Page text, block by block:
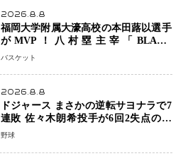
2026.8.8
福岡大学附属大濠高校の本田蕗以選手
がMVP！八村塁主宰「BLACK
SAMURAI SUMMIT 2026」で存在
バスケット
2026.8.8
ドジャース まさかの逆転サヨナラで7
連敗 佐々木朗希投手が6回2失点の力
投も勝利届かず、大谷翔平は好機で悔
野球